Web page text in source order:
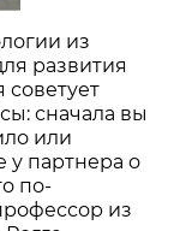
из
развития
сначала вы
или
у партнера о
по-
из